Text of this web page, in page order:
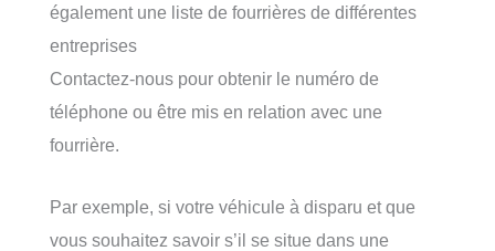
également une liste de fourrières de différentes
entreprises
Contactez-nous pour obtenir le numéro de
téléphone ou être mis en relation avec une
fourrière.
Par exemple, si votre véhicule à disparu et que
vous souhaitez savoir s’il se situe dans une